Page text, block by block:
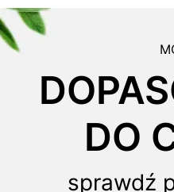
DO
sprawdź